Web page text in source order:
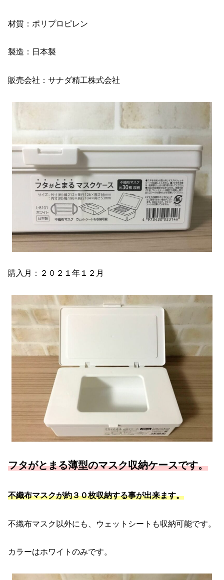
材質：ポリプロピレン
製造：日本製
販売会社：サナダ精工株式会社
購入月：２０２１年１２月
フタがとまる薄型のマスク収納ケースです。
不織布マスクが約３０枚収納する事が出来ます。
不織布マスク以外にも、ウェットシートも収納可能です。
カラーはホワイトのみです。